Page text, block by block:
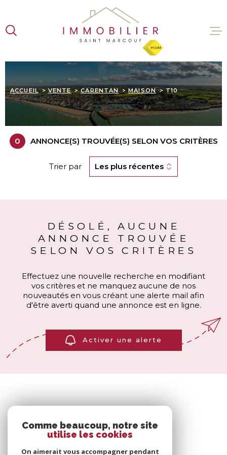
la
recherche
menu
principal
contenu
VENTES
ACCUEIL VENTE CARENTAN MAISON T10
0 ANNONCE(S) TROUVÉE(S) SELON VOS CRITÈRES
Trier par Les plus récentes
DÉSOLÉ, AUCUNE
ANNONCE TROUVÉE
SELON VOS CRITÈRES
Effectuez une nouvelle recherche en modifiant
vos critères et ne manquez aucune de nos
nouveautés en vous créant une alerte mail afin
d'être averti quand une annonce est en ligne.
Activer une alerte
Comme beaucoup, notre site
utilise les cookies
On aimerait vous accompagner pendant